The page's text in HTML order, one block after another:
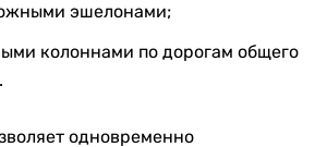
эшелонами;
колоннами по дорогам общего
одновременно